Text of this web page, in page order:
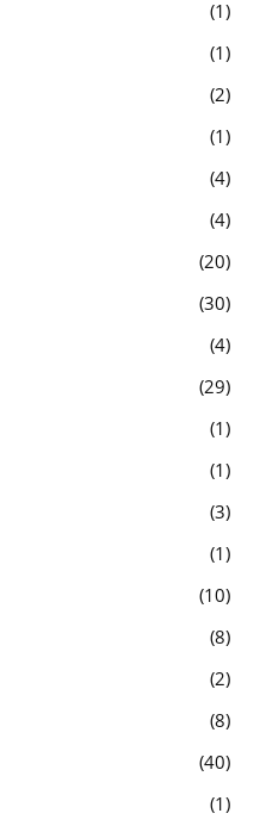
1
1
2
1
4
4
20
30
4
29
1
1
3
1
10
8
2
8
40
1